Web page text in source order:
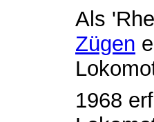
Als
Zügen
1968